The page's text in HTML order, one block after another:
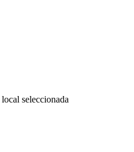
seleccionada